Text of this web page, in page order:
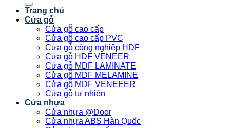
Trang chủ
Cửa gỗ
Cửa gỗ cao cấp
Cửa gỗ cao cấp PVC
Cửa gỗ công nghiệp HDF
Cửa gỗ HDF VENEER
Cửa gỗ MDF LAMINATE
Cửa gỗ MDF MELAMINE
Cửa gỗ MDF VENEEER
Cửa gỗ tự nhiên
Cửa nhựa
Cửa nhựa @Door
Cửa nhựa ABS Hàn Quốc